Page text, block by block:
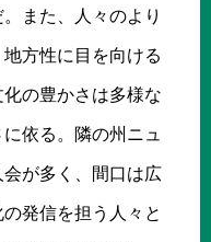
また、人々のより
方性に目を向ける
の豊かさは多様な
依る。隣の州ニュ
が多く、間口は広
発信を担う人々と